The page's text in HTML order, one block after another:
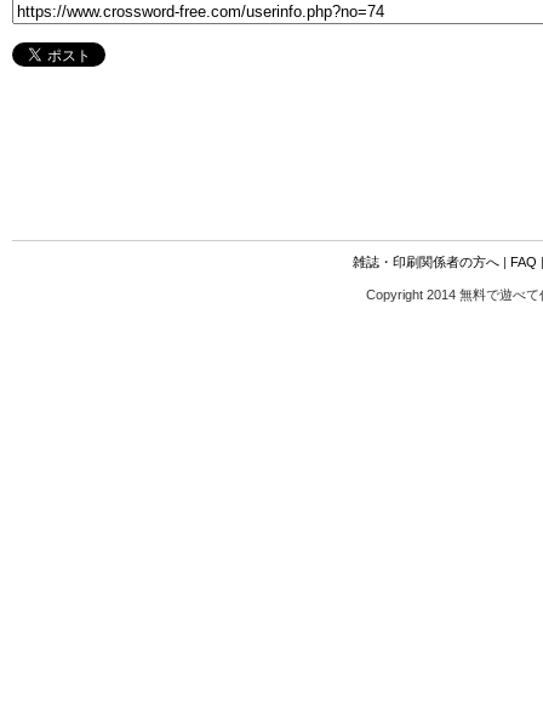
雑誌・印刷関係者の方へ| FAQ
Copyright 2014 無料で遊べ